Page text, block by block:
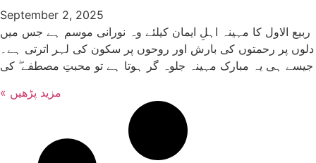
September 2, 2025
ربیع الاول کا مہینہ اہلِ ایمان کیلئے وہ نورانی موسم ہے جس میں
دلوں پر رحمتوں کی بارش اور روحوں پر سکون کی لہر اترتی ہے۔
جیسے ہی یہ مبارک مہینہ جلوہ گر ہوتا ہے تو محبتِ مصطفے ۖ کی
« مزید پڑھیں